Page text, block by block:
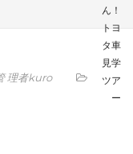
ん！
トヨ
タ車
見学
ツア
ー
理者kuro